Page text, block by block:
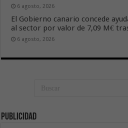
6 agosto, 2026
El Gobierno canario concede
al sector por valor de 7,09 M€
6 agosto, 2026
Publicidad